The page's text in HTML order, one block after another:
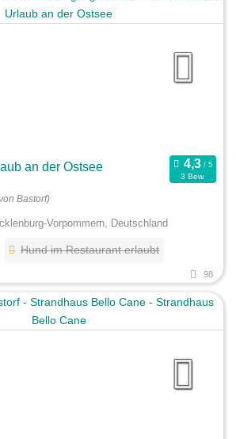
an der Ostsee
3 Bew.
Bastorf)
Vorpommern, Deutschland
Hund im Restaurant erlaubt
98